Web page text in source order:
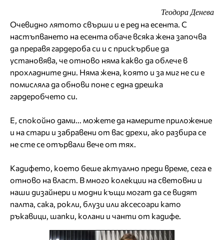
Теодора Денева
Очевидно лятото свърши и е ред на есента. С
настъпването на есента обаче всяка жена започва
да преравя гардероба си и с прискърбие да
установява, че отново няма какво да облече в
прохладните дни. Няма жена, която и за миг не си е
помисляла да обнови поне с една дрешка
гардеробчето си.
Е, спокойно дами... можете да намерите приложение
и на стари и забравени от вас дрехи, ако разбира се
не сте се отървали вече от тях.
Кадифето, което беше актуално преди време, сега е
отново на власт. В много колекции на световни и
наши дизайнери и модни къщи могат да се видят
палта, сака, рокли, блузи или аксесоари като
ръкавици, шапки, колани и чанти от кадифе.